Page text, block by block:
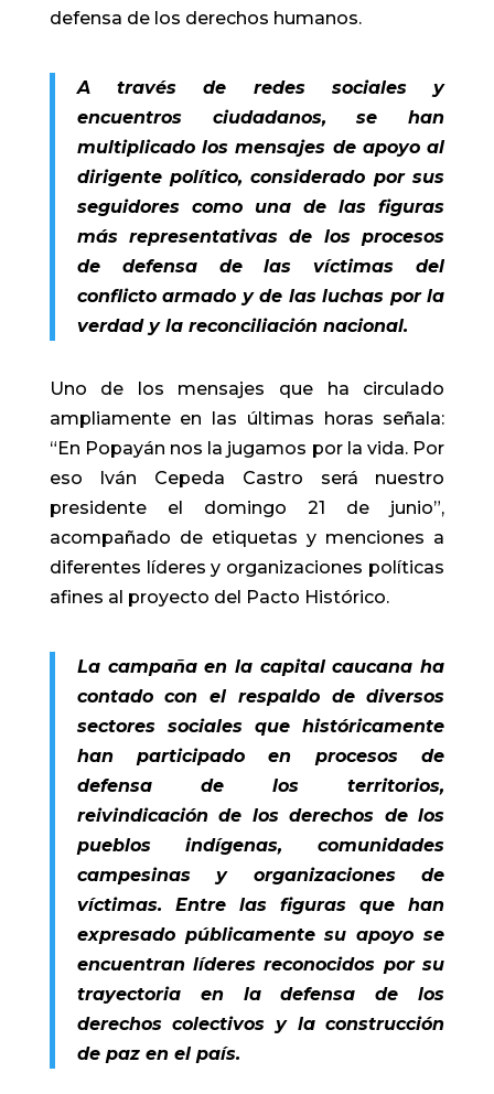
defensa de los derechos humanos.
A través de redes sociales y
encuentros ciudadanos, se han
multiplicado los mensajes de apoyo al
dirigente político, considerado por sus
seguidores como una de las figuras
más representativas de los procesos
de defensa de las víctimas del
conflicto armado y de las luchas por la
verdad y la reconciliación nacional.
Uno de los mensajes que ha circulado
ampliamente en las últimas horas señala:
“En Popayán nos la jugamos por la vida. Por
eso Iván Cepeda Castro será nuestro
presidente el domingo 21 de junio”,
acompañado de etiquetas y menciones a
diferentes líderes y organizaciones políticas
afines al proyecto del Pacto Histórico.
La campaña en la capital caucana ha
contado con el respaldo de diversos
sectores sociales que históricamente
han participado en procesos de
defensa de los territorios,
reivindicación de los derechos de los
pueblos indígenas, comunidades
campesinas y organizaciones de
víctimas. Entre las figuras que han
expresado públicamente su apoyo se
encuentran líderes reconocidos por su
trayectoria en la defensa de los
derechos colectivos y la construcción
de paz en el país.